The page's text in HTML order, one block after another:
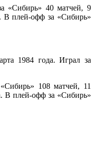
«Сибирь» 40 матчей, 9
В плей-офф за «Сибирь»
1984 года. Играл за
108 матчей, 11
В плей-офф за «Сибирь»